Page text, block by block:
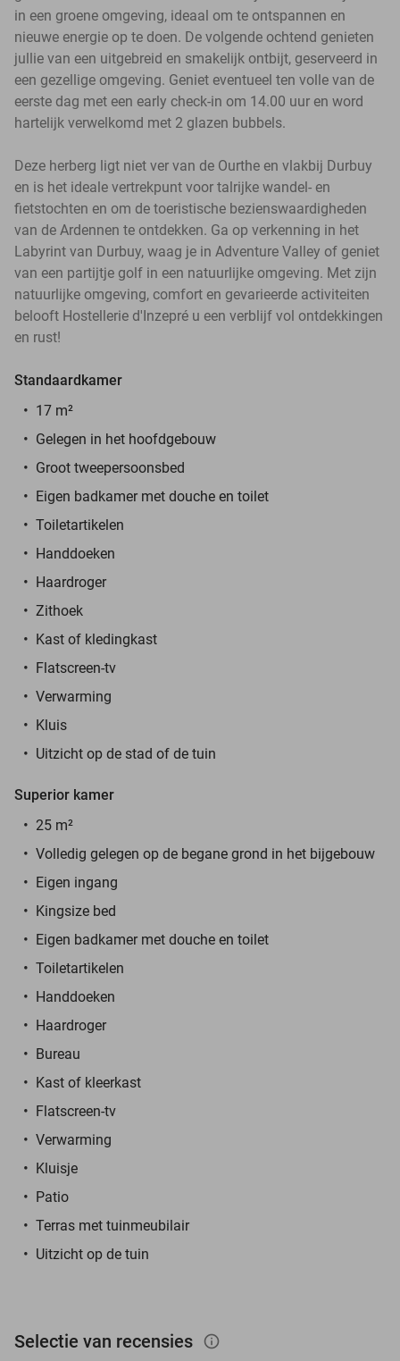
in een groene omgeving, ideaal om te ontspannen en
nieuwe energie op te doen. De volgende ochtend genieten
jullie van een uitgebreid en smakelijk ontbijt, geserveerd in
een gezellige omgeving. Geniet eventueel ten volle van de
eerste dag met een early check-in om 14.00 uur en word
hartelijk verwelkomd met 2 glazen bubbels.
Deze herberg ligt niet ver van de Ourthe en vlakbij Durbuy
en is het ideale vertrekpunt voor talrijke wandel- en
fietstochten en om de toeristische bezienswaardigheden
van de Ardennen te ontdekken. Ga op verkenning in het
Labyrint van Durbuy, waag je in Adventure Valley of geniet
van een partijtje golf in een natuurlijke omgeving. Met zijn
natuurlijke omgeving, comfort en gevarieerde activiteiten
belooft Hostellerie d'Inzepré u een verblijf vol ontdekkingen
en rust!
Standaardkamer
17 m²
Gelegen in het hoofdgebouw
Groot tweepersoonsbed
Eigen badkamer met douche en toilet
Toiletartikelen
Handdoeken
Haardroger
Zithoek
Kast of kledingkast
Flatscreen-tv
Verwarming
Kluis
Uitzicht op de stad of de tuin
Superior kamer
25 m²
Volledig gelegen op de begane grond in het bijgebouw
Eigen ingang
Kingsize bed
Eigen badkamer met douche en toilet
Toiletartikelen
Handdoeken
Haardroger
Bureau
Kast of kleerkast
Flatscreen-tv
Verwarming
Kluisje
Patio
Terras met tuinmeubilair
Uitzicht op de tuin
Selectie van recensies info_outlined